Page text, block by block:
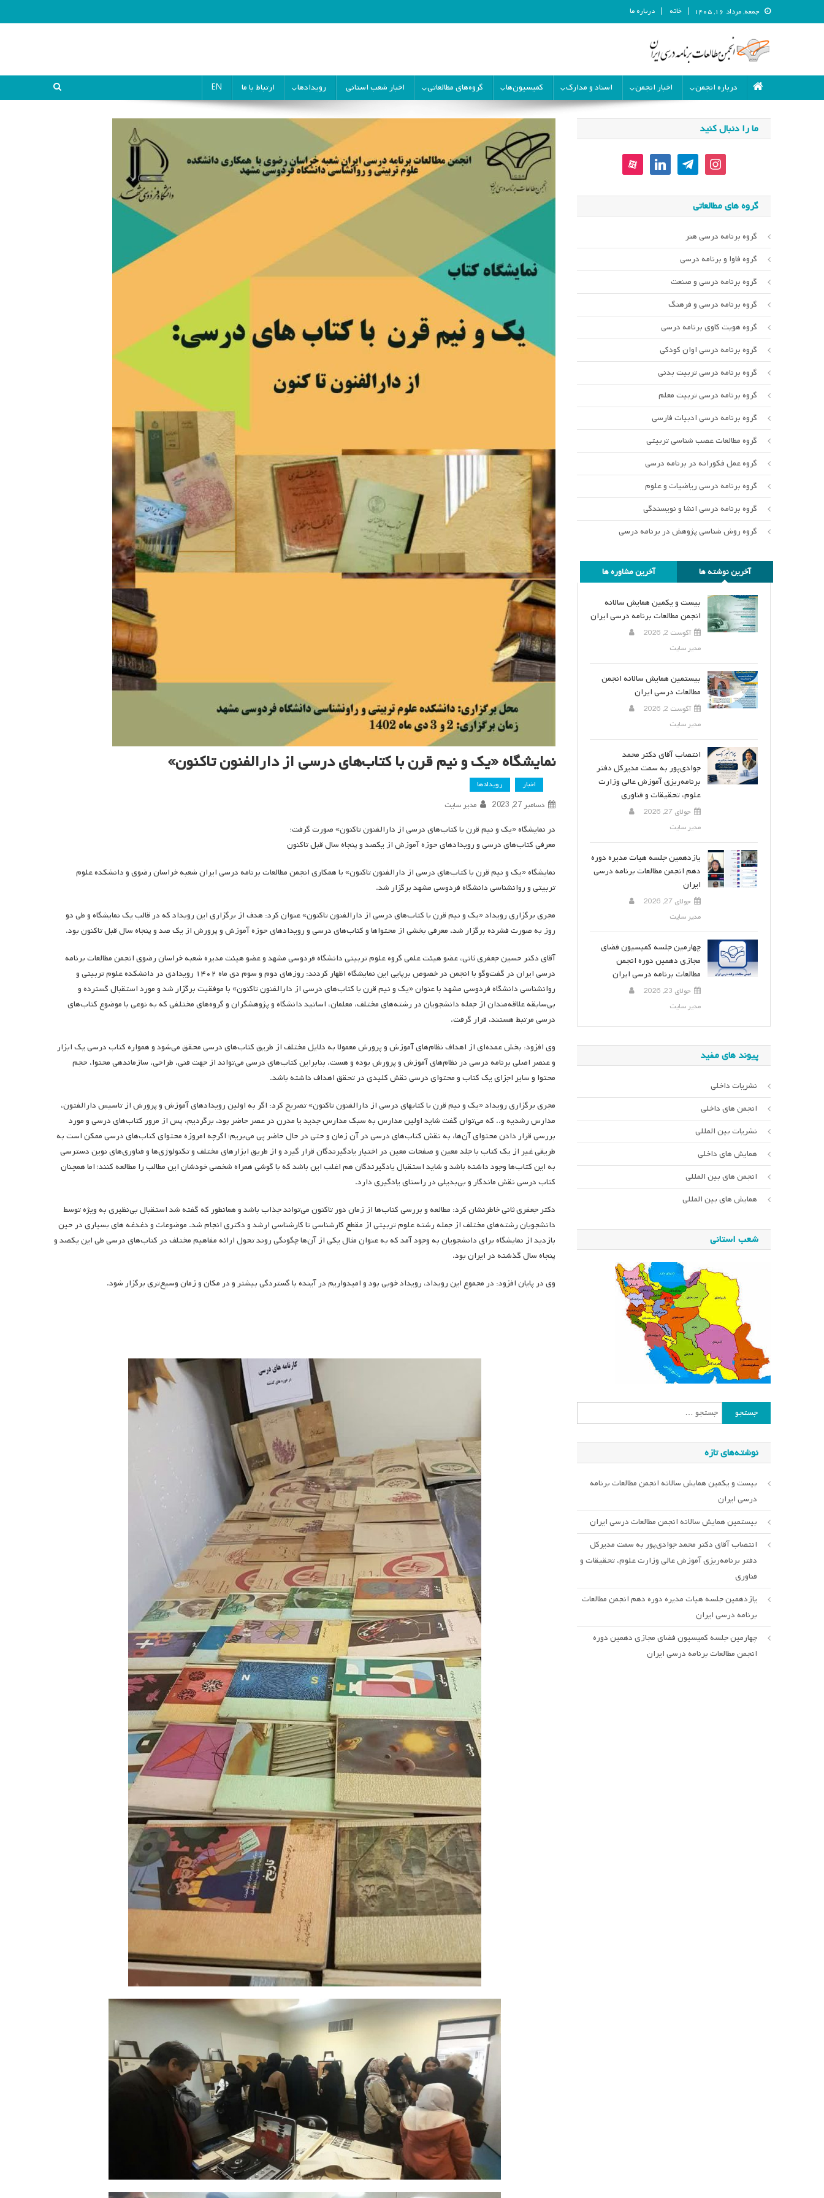
جمعه, مرداد ۱۶, ۱۴۰۵ خانه درباره ما
انجمن مطالعات برنامه درسی ایران
درباره انجمن
اخبار انجمن اسناد و مدارک کمیسیون‌ها گروه‌های مطالعاتی اخبار شعب استانی رویدادها ارتباط با ما EN
نمایشگاه «یک و نیم قرن با کتاب‌های درسی از دارالفنون تاکنون»
اخبار رویدادها
دسامبر 27, 2023 مدیر سایت
در نمایشگاه «یک و نیم قرن با کتاب‌های درسی از دارالفنون تاکنون» صورت گرفت؛
معرفی کتاب‌های درسی و رویدادهای حوزه آموزش از یکصد و پنجاه سال قبل تاکنون
نمایشگاه «یک و نیم قرن با کتاب‌های درسی از دارالفنون تاکنون» با همکاری انجمن مطالعات برنامه درسی ایران شعبه خراسان رضوی و دانشکده علوم
تربیتی و روانشناسی دانشگاه فردوسی مشهد برگزار شد.
مجری برگزاری رویداد «یک و نیم قرن با کتاب‌های درسی از دارالفنون تاکنون» عنوان کرد: هدف از برگزاری این رویداد که در قالب یک نمایشگاه و طی دو
روز به صورت فشرده برگزار شد، معرفی بخشی از محتواها و کتاب‌های درسی و رویدادهای حوزه آموزش و پرورش از یک صد و پنجاه سال قبل تاکنون بود.
آقای دکتر حسین جعفری ثانی، عضو هیئت علمی گروه علوم تربیتی دانشگاه فردوسی مشهد و عضو هیئت مدیره شعبه خراسان رضوی انجمن مطالعات برنامه
درسی ایران در گفت‌وگو با انجمن در خصوص برپایی این نمایشگاه اظهار کردند: روزهای دوم و سوم دی ماه ۱۴۰۲ رویدادی در دانشکده علوم تربیتی و
روانشناسی دانشگاه فردوسی مشهد با عنوان «یک و نیم قرن با کتاب‌های درسی از دارالفنون تاکنون» با موفقیت برگزار شد و مورد استقبال گسترده و
بی‌سابقه علاقه‌مندان از جمله دانشجویان در رشته‌های مختلف، معلمان، اساتید دانشگاه و پژوهشگران و گروه‌های مختلفی که به نوعی با موضوع کتاب‌های
درسی مرتبط هستند، قرار گرفت.
وی افزود: بخش عمده‌ای از اهداف نظام‌های آموزش و پرورش معمولا به دلایل مختلف از طریق کتا‌ب‌های درسی محقق می‌شود و همواره کتاب درسی یک ابزار
و عنصر اصلی برنامه درسی در نظام‌های آموزش و پرورش بوده و هست. بنابراین کتاب‌های درسی می‌تواند از جهت فنی، طراحی، سازماندهی محتوا، حجم
محتوا و سایر اجزای یک کتاب و محتوای درسی نقش کلیدی در تحقق اهداف داشته باشد.
مجری برگزاری رویداد «یک و نیم قرن با کتابهای درسی از دارالفنون تاکنون» تصریح کرد: اگر به اولین رویدادهای آموزش و پرورش از تاسیس دارالفتون،
مدارس رشدیه و.. که می‌توان گفت شاید اولین مدارس به سبک مدارس جدید یا مدرن در عصر حاضر بود، برگردیم، پس از مرور کتاب‌های درسی و مورد
بررسی قرار دادن محتوای آن‌ها، به نقش کتاب‌های درسی در آن زمان و حتی در حال حاضر پی می‌بریم؛ اگرچه امروزه محتوای کتاب‌های درسی ممکن است به
طریقی غیر از یک کتاب با جلد معین و صفحات معین در اختیار یادگیرندگان قرار گیرد و از طریق ابزارهای مختلف و تکنولوژی‌ها و فناوری‌های نوین دسترسی
به این کتاب‌ها وجود داشته باشد و شاید استقبال یادگیرندگان هم اغلب این باشد که با گوشی همراه شخصی خودشان این مطالب را مطالعه کنند؛ اما همچنان
کتاب درسی نقش ماندگار و بی‌بدیلی در راستای یادگیری دارد.
دکتر جعفری ثانی خاطرنشان کرد: مطالعه و بررسی کتاب‌ها از زمان دور تاکنون می‌تواند جذاب باشد و همانطور که گفته شد استقبال بی‌نظیری به ویژه توسط
دانشجویان رشته‌های مختلف از جمله رشته علوم تربیتی از مقطع کارشناسی تا کارشناسی ارشد و دکتری انجام شد. موضوعات و دغدغه های بسیاری در حین
بازدید از نمایشگاه برای دانشجویان به وجود آمد که به عنوان مثال یکی از آن‌ها چگونگی روند تحول ارائه مفاهیم مختلف در کتاب‌های درسی طی این یکصد و
پنجاه سال گذشته در ایران بود.
وی در پایان افزود: در مجموع این رویداد، رویداد خوبی بود و امیدواریم در آینده با گستردگی بیشتر و در مکان و زمان وسیع‌تری برگزار شود.
ما را دنبال کنید
instagram
telegram
linkedin
aparat
گروه های مطالعاتی
گروه برنامه درسی هنر
گروه فاوا و برنامه درسی
گروه برنامه درسی و صنعت
گروه برنامه درسی و فرهنگ
گروه هویت کاوی برنامه درسی
گروه برنامه درسی اوان کودکی
گروه برنامه درسی تربیت بدنی
گروه برنامه درسی تربیت معلم
گروه برنامه درسی ادبیات فارسی
گروه مطالعات عصب شناسی تربیتی
گروه عمل فکورانه در برنامه درسی
گروه برنامه درسی ریاضیات و علوم
گروه برنامه درسی انشا و نویسندگی
گروه روش شناسی پژوهش در برنامه درسی
آخرین نوشته ها آخرین مشاوره ها
بیست و یکمین همایش سالانه
انجمن مطالعات برنامه درسی ایران
آگوست 2, 2026
مدیر سایت
بیستمین همایش سالانه انجمن
مطالعات درسی ایران
آگوست 2, 2026
مدیر سایت
انتصاب آقای دکتر محمد
جوادی‌پور به سمت مدیرکل دفتر
برنامه‌ریزی آموزش عالی وزارت
علوم، تحقیقات و فناوری
جولای 27, 2026
مدیر سایت
یازدهمین جلسه هیات مدیره دوره
دهم انجمن مطالعات برنامه درسی
ایران
جولای 27, 2026
مدیر سایت
چهارمین جلسه کمیسیون فضای
مجازی دهمین دوره انجمن
مطالعات برنامه درسی ایران
جولای 23, 2026
مدیر سایت
پیوند های مفید
نشریات داخلی
انجمن های داخلی
نشریات بین المللی
همایش های داخلی
انجمن های بین المللی
همایش های بین المللی
شعب استانی
جستجو
برای:
نوشته‌های تازه
بیست و یکمین همایش سالانه انجمن مطالعات برنامه
درسی ایران
بیستمین همایش سالانه انجمن مطالعات درسی ایران
انتصاب آقای دکتر محمد جوادی‌پور به سمت مدیرکل
دفتر برنامه‌ریزی آموزش عالی وزارت علوم، تحقیقات و
فناوری
یازدهمین جلسه هیات مدیره دوره دهم انجمن مطالعات
برنامه درسی ایران
چهارمین جلسه کمیسیون فضای مجازی دهمین دوره
انجمن مطالعات برنامه درسی ایران